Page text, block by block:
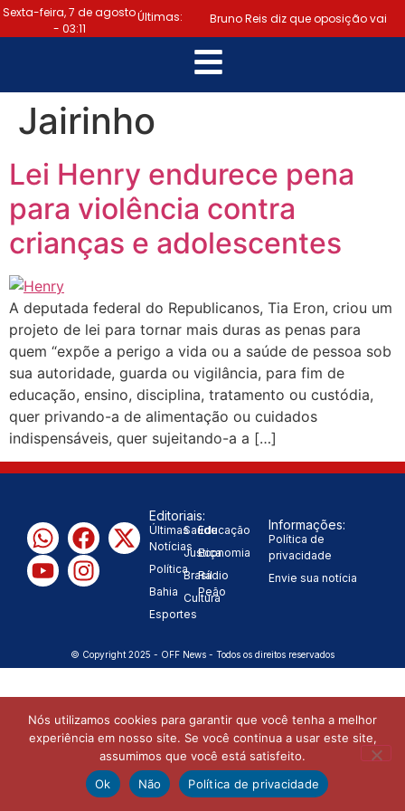
Sexta-feira, 7 de agosto
- 03:11
Últimas: Bruno Reis diz que oposição vai
escolher melhor estratégia para
vencer eleição nacional |
situação eleitoral e emitir título
termina hoje (6)
Júnior luta em prol dos profissionais
de Lauro de Freitas disponibiliza
serviço gratuito de alertas de
emergência para população
“Tomamos a decisão de
caminhar com Flávio Bolsonaro”, diz
Junior Marabá
Jesus discorda de Zema sobre fim do
Bolsa Família: “Precisamos dar
evoluírem” |
Jairinho
Lei Henry endurece pena
para violência contra
crianças e adolescentes
A deputada federal do Republicanos, Tia Eron, criou um
projeto de lei para tornar mais duras as penas para
quem “expõe a perigo a vida ou a saúde de pessoa sob
sua autoridade, guarda ou vigilância, para fim de
educação, ensino, disciplina, tratamento ou custódia,
quer privando-a de alimentação ou cuidados
indispensáveis, quer sujeitando-a a […]
Editoriais:
Últimas
Notícias
Política
Bahia
Esportes
Saúde
Justiça
Brasil
Cultura
Educação
Economia
Rádio
Peão
Informações:
Política de
privacidade
Envie sua notícia
© Copyright 2025 - OFF News - Todos os direitos reservados
Nós utilizamos cookies para garantir que você tenha a melhor
experiência em nosso site. Se você continua a usar este site,
assumimos que você está satisfeito.
Ok
Não Política de privacidade